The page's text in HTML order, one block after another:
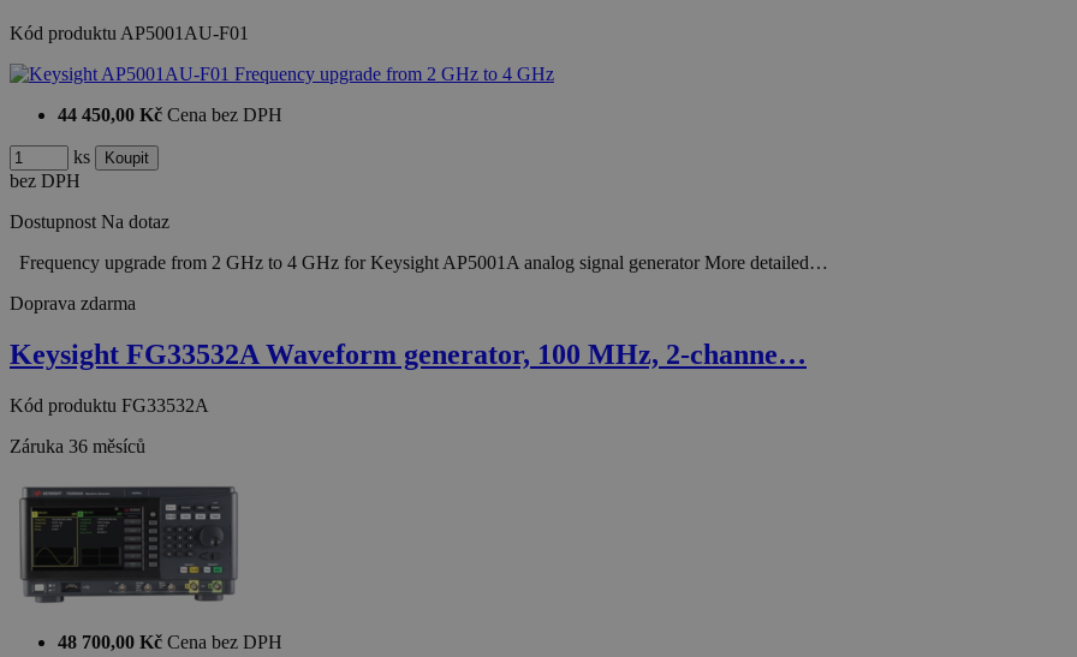
Kód produktu AP5001AU-F01
44 450,00 Kč Cena bez DPH
ks
bez DPH
Dostupnost Na dotaz
Frequency upgrade from 2 GHz to 4 GHz for Keysight AP5001A analog signal generator More detailed…
Doprava zdarma
Keysight FG33532A Waveform generator, 100 MHz, 2-channe…
Kód produktu FG33532A
Záruka 36 měsíců
48 700,00 Kč Cena bez DPH